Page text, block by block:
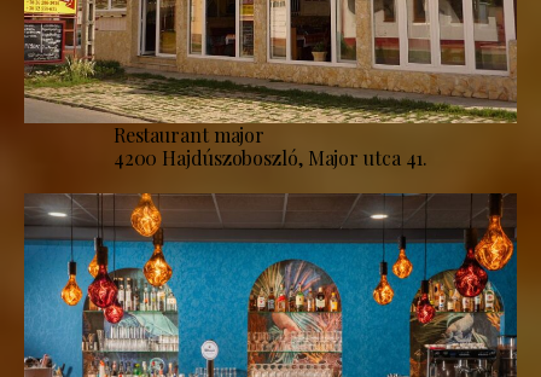
Restaurant major
4200 Hajdúszoboszló, Major utca 41.